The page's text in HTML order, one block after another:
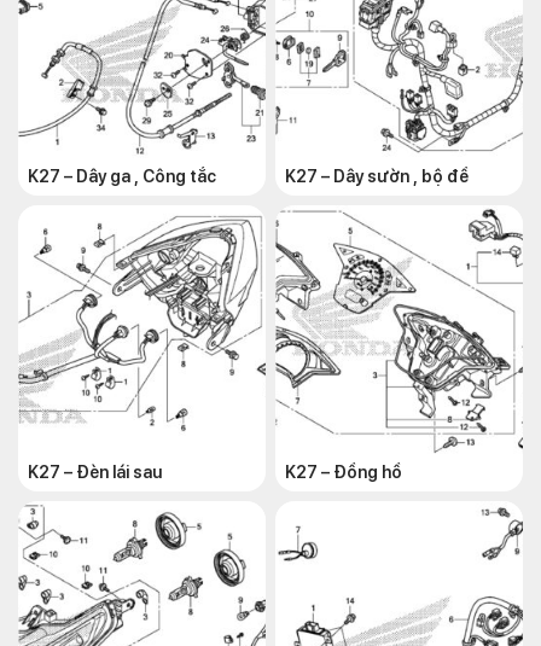
K27 – Dây ga , Công tắc K27 – Dây sườn , bộ đề
K27 – Đèn lái sau K27 – Đồng hồ